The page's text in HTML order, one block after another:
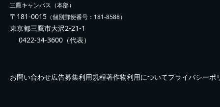
三鷹キャンパス（本部）
〒181-0015 （個別郵便番号：181-8588）
東京都三鷹市大沢2-21-1
0422-34-3600 （代表）
お問い合わせ広告募集利用規程著作物利用についてプライバシーポ